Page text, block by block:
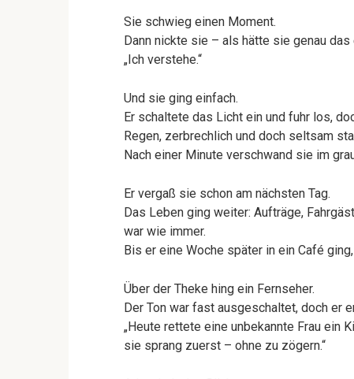
Sie schwieg einen Moment.
Dann nickte sie – als hätte sie genau das
„Ich verstehe.“
Und sie ging einfach.
Er schaltete das Licht ein und fuhr los,
Regen, zerbrechlich und doch seltsam
Nach einer Minute verschwand sie im
Er vergaß sie schon am nächsten Tag.
Das Leben ging weiter: Aufträge,
war wie immer.
Bis er eine Woche später in ein Café
Über der Theke hing ein Fernseher.
Der Ton war fast ausgeschaltet, doch er
„Heute rettete eine unbekannte Frau ein
sie sprang zuerst – ohne zu zögern.“